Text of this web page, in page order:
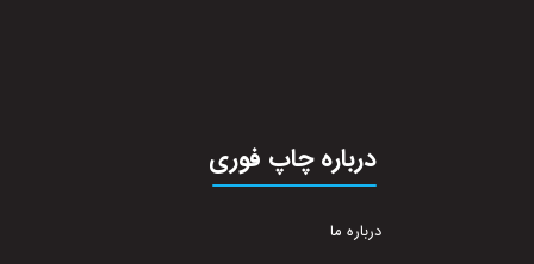
درباره چاپ فوری
درباره ما